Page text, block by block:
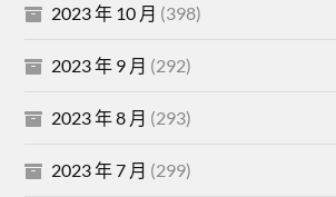
2023 年 10 月 (398)
2023 年 9 月 (292)
2023 年 8 月 (293)
2023 年 7 月 (299)